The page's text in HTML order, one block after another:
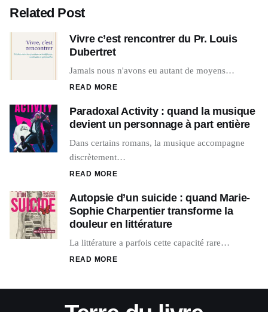
Related Post
Vivre c’est rencontrer du Pr. Louis
Dubertret
Jamais nous n'avons eu autant de moyens…
READ MORE
Paradoxal Activity : quand la musique
devient un personnage à part entière
Dans certains romans, la musique accompagne
discrètement…
READ MORE
Autopsie d’un suicide : quand Marie-
Sophie Charpentier transforme la
douleur en littérature
La littérature a parfois cette capacité rare…
READ MORE